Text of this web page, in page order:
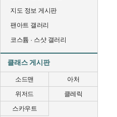
지도 정보 게시판
팬아트 갤러리
코스튬 · 스샷 갤러리
클래스 게시판
소드맨
아처
위저드
클레릭
스카우트